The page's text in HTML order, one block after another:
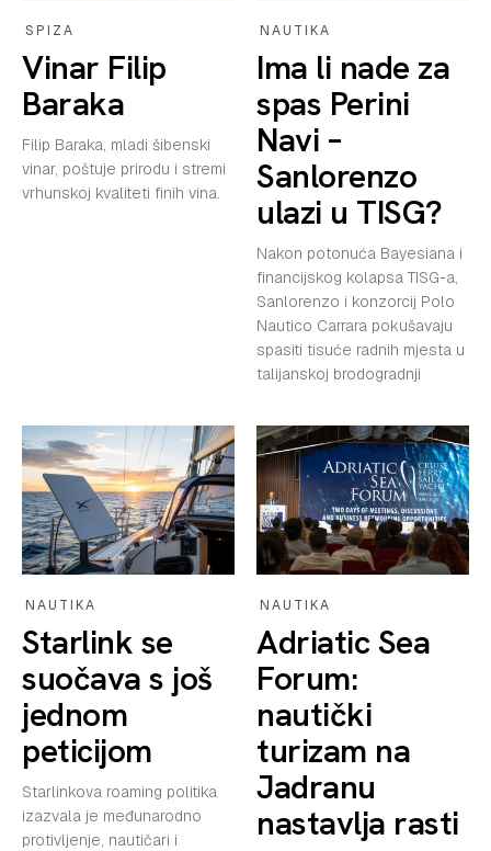
SHOP
SPIZA
Vinar Filip
Baraka
Filip Baraka, mladi šibenski
vinar, poštuje prirodu i stremi
vrhunskoj kvaliteti finih vina.
NAUTIKA
Ima li nade za
spas Perini
Navi –
Sanlorenzo
ulazi u TISG?
Nakon potonuća Bayesiana i
financijskog kolapsa TISG-a,
Sanlorenzo i konzorcij Polo
Nautico Carrara pokušavaju
spasiti tisuće radnih mjesta u
talijanskoj brodogradnji
NAUTIKA
Starlink se
suočava s još
jednom
peticijom
Starlinkova roaming politika
izazvala je međunarodno
protivljenje, nautičari i
NAUTIKA
Adriatic Sea
Forum:
nautički
turizam na
Jadranu
nastavlja rasti